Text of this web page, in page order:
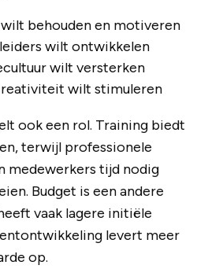
behouden en motiveren
wilt ontwikkelen
wilt versterken
wilt stimuleren
ook een rol. Training biedt
terwijl professionele
medewerkers tijd nodig
Budget is een andere
vaak lagere initiële
levert meer
op.